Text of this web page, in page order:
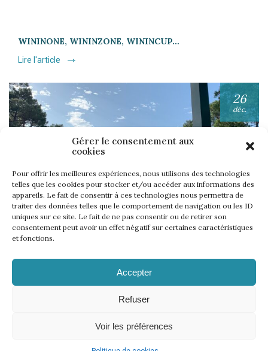
Gérer le consentement aux
cookies
Pour offrir les meilleures expériences, nous utilisons des technologies
telles que les cookies pour stocker et/ou accéder aux informations des
appareils. Le fait de consentir à ces technologies nous permettra de
traiter des données telles que le comportement de navigation ou les ID
uniques sur ce site. Le fait de ne pas consentir ou de retirer son
consentement peut avoir un effet négatif sur certaines caractéristiques
et fonctions.
Accepter
Refuser
Voir les préférences
WININONE, WININZONE, WININCUP…
Lire l'article
26
déc.
UNE SEMAINE… TOUS LES GOLFS WININONE !
Lire l'article